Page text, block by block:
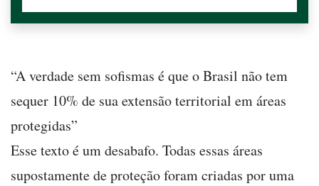
“A verdade sem sofismas é que o Brasil não tem
sequer 10% de sua extensão territorial em áreas
protegidas”
Esse texto é um desabafo. Todas essas áreas
supostamente de proteção foram criadas por uma